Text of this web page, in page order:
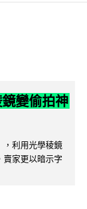
變偷拍神
，利用光學稜鏡
賣家更以暗示字